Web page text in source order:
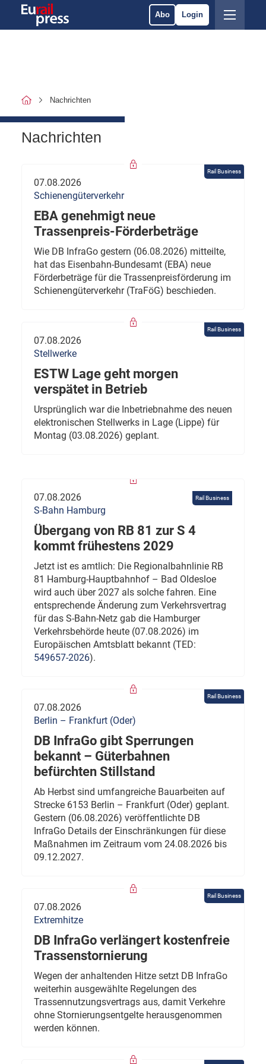
Abo Login
Nachrichten
Nachrichten
Rail Business
07.08.2026
Schienengüterverkehr
EBA genehmigt neue
Trassenpreis-Förderbeträge
Wie DB InfraGo gestern (06.08.2026) mitteilte,
hat das Eisenbahn-Bundesamt (EBA) neue
Förderbeträge für die Trassenpreisförderung im
Schienengüterverkehr (TraFöG) beschieden.
Rail Business
07.08.2026
Stellwerke
ESTW Lage geht morgen
verspätet in Betrieb
Ursprünglich war die Inbetriebnahme des neuen
elektronischen Stellwerks in Lage (Lippe) für
Montag (03.08.2026) geplant.
Rail Business
07.08.2026
S-Bahn Hamburg
Übergang von RB 81 zur S 4
kommt frühestens 2029
Jetzt ist es amtlich: Die Regionalbahnlinie RB
81 Hamburg-Hauptbahnhof – Bad Oldesloe
wird auch über 2027 als solche fahren. Eine
entsprechende Änderung zum Verkehrsvertrag
für das S-Bahn-Netz gab die Hamburger
Verkehrsbehörde heute (07.08.2026) im
Europäischen Amtsblatt bekannt (TED:
549657-2026).
Rail Business
07.08.2026
Berlin – Frankfurt (Oder)
DB InfraGo gibt Sperrungen
bekannt – Güterbahnen
befürchten Stillstand
Ab Herbst sind umfangreiche Bauarbeiten auf
Strecke 6153 Berlin – Frankfurt (Oder) geplant.
Gestern (06.08.2026) veröffentlichte DB
InfraGo Details der Einschränkungen für diese
Maßnahmen im Zeitraum vom 24.08.2026 bis
09.12.2027.
Rail Business
07.08.2026
Extremhitze
DB InfraGo verlängert kostenfreie
Trassenstornierung
Wegen der anhaltenden Hitze setzt DB InfraGo
weiterhin ausgewählte Regelungen des
Trassennutzungsvertrags aus, damit Verkehre
ohne Stornierungsentgelte herausgenommen
werden können.